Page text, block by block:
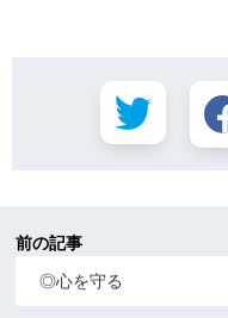
前の記事
◎心を守る